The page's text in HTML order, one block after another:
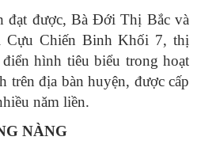
được, Bà Đới Thị Bắc và
Chiến Binh Khối 7, thị
hình tiêu biểu trong hoạt
trên địa bàn huyện, được cấp
năm liền.
NÀNG